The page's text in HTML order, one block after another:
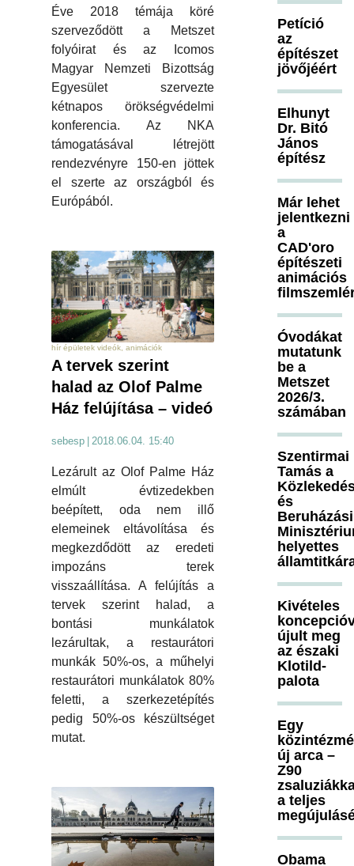
Éve 2018 témája köré
szerveződött a Metszet
folyóirat és az Icomos
Magyar Nemzeti Bizottság
Egyesület szervezte
kétnapos örökségvédelmi
konferencia. Az NKA
támogatásával létrejött
rendezvényre 150-en jöttek
el szerte az országból és
Európából.
hír épületek videók, animációk
A tervek szerint
halad az Olof Palme
Ház felújítása – videó
sebesp 2018.06.04. 15:40
Lezárult az Olof Palme Ház
elmúlt évtizedekben
beépített, oda nem illő
elemeinek eltávolítása és
megkezdődött az eredeti
impozáns terek
visszaállítása. A felújítás a
tervek szerint halad, a
bontási munkálatok
lezárultak, a restaurátori
munkák 50%-os, a műhelyi
restaurátori munkálatok 80%
feletti, a szerkezetépítés
pedig 50%-os készültséget
mutat.
Petíció
az
építészet
jövőjéért
Elhunyt
Dr. Bitó
János
építész
Már lehet
jelentkezni
a
CAD'oro
építészeti
animációs
Óvodákat
mutatunk
be a
Metszet
2026/3.
számában
Szentirmai
Tamás a
és
Beruházási
helyettes
Kivételes
újult meg
az északi
Klotild-
palota
Egy
új arca –
Z90
a teljes
Obama